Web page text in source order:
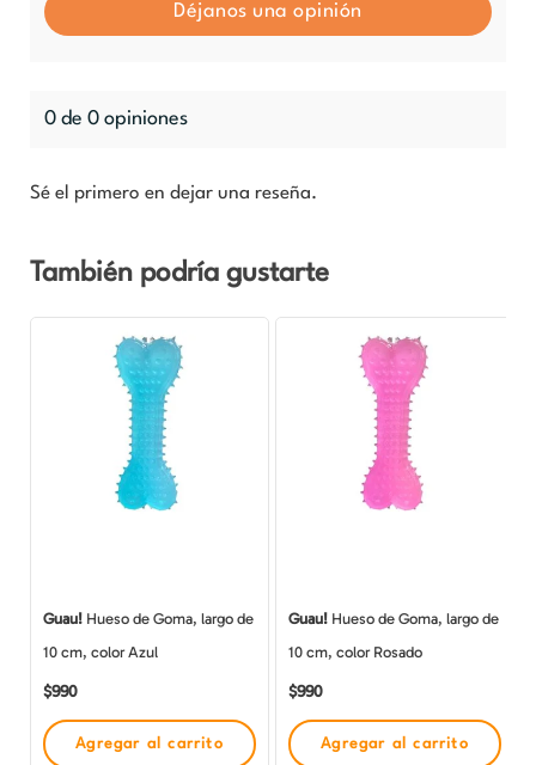
Déjanos una opinión
0 de 0 opiniones
Sé el primero en dejar una reseña.
También podría gustarte
Guau! Hueso de Goma, largo de
10 cm, color Azul
$990
Agregar al carrito
Guau! Hueso de Goma, largo de
10 cm, color Rosado
$990
Agregar al carrito